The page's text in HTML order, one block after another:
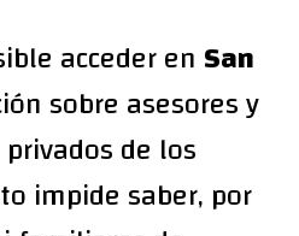
acceder en San
sobre asesores y
de los
impide saber, por